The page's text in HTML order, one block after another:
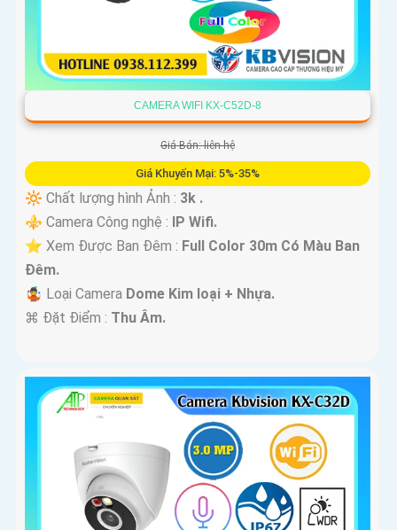
CAMERA WIFI KX-C52D-8
Giá Bán: liên hệ
Giá Khuyến Mại: 5%-35%
🔆 Chất lượng hình Ảnh : 3k .
⚜️ Camera Công nghệ : IP Wifi.
⭐ Xem Được Ban Đêm : Full Color 30m Có Màu Ban
Ðêm.
🤹 Loại Camera Dome Kim loại + Nhựa.
️⌘ Đặt Điểm : Thu Âm.